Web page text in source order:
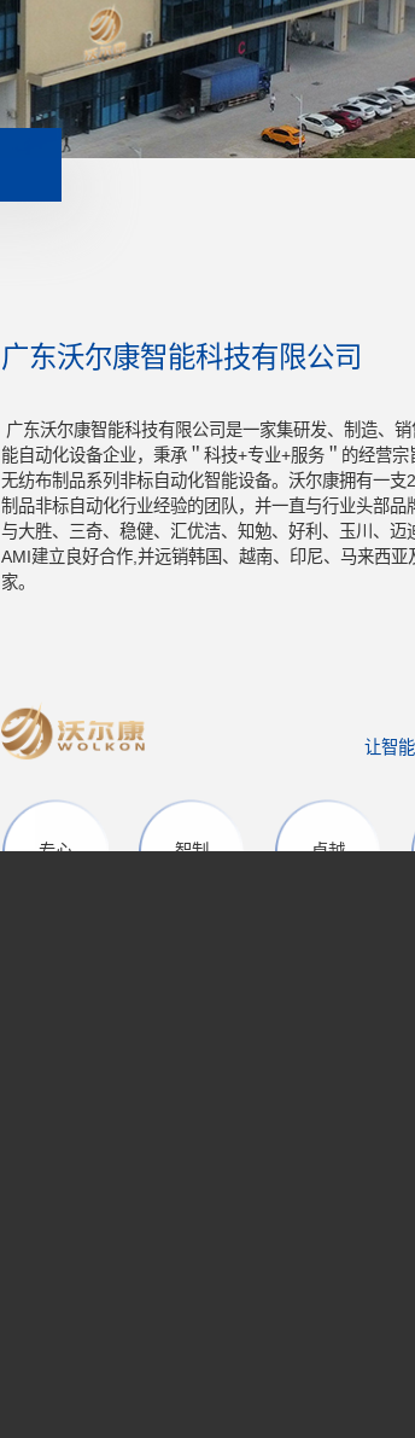
广东沃尔康智能科技有限公司
广东沃尔康智能科技有限公司是一家集研发、制造、
能自动化设备企业，秉承＂科技+专业+服务＂的经营宗
无纺布制品系列非标自动化智能设备。沃尔康拥有一支
制品非标自动化行业经验的团队，并一直与行业头部品
与大胜、三奇、稳健、汇优洁、知勉、好利、玉川、迈
AMI建立良好合作,并远销韩国、越南、印尼、马来西亚
家。
让智
专心 智制 卓越